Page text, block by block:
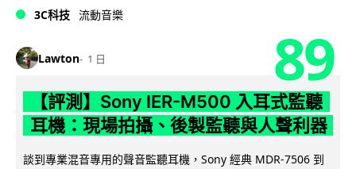
3C科技 流動音樂
Lawton 1 日 89
【評測】Sony IER-M500 入耳式監聽
耳機：現場拍攝、後製監聽與人聲利器
談到專業混音專用的聲音監聽耳機，Sony 經典 MDR-7506 到